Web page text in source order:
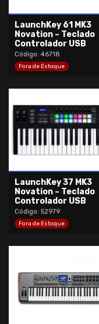
LaunchKey 61 MK3
Novation – Teclado
Controlador USB
Código: 46718
Fora de Estoque
LaunchKey 37 MK3
Novation – Teclado
Controlador USB
Código: 52979
Fora de Estoque